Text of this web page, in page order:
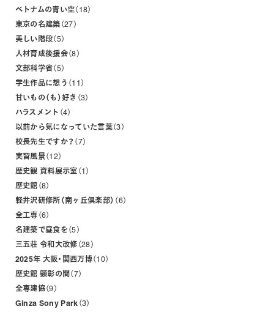
ベトナムの青い空
18
東京の名建築 27
美しい階段 5
人材育成後援会 8
文部科学省
5
学生作品に想う
11
甘いもの（も）好き
3
ハラスメント
4
以前から気になっていた言葉 3
校長先生ですか？
7
実習風景 12
歴史観 資料展示室
1
歴史館 8
軽井沢研修所（南ヶ丘倶楽部）
6
全工専 6
名建築で昼食を
5
三五荘 令和大改修 28
2025年 大阪・関西万博 10
歴史館 顕彰の間
7
全専建協 9
Ginza Sony Park 3